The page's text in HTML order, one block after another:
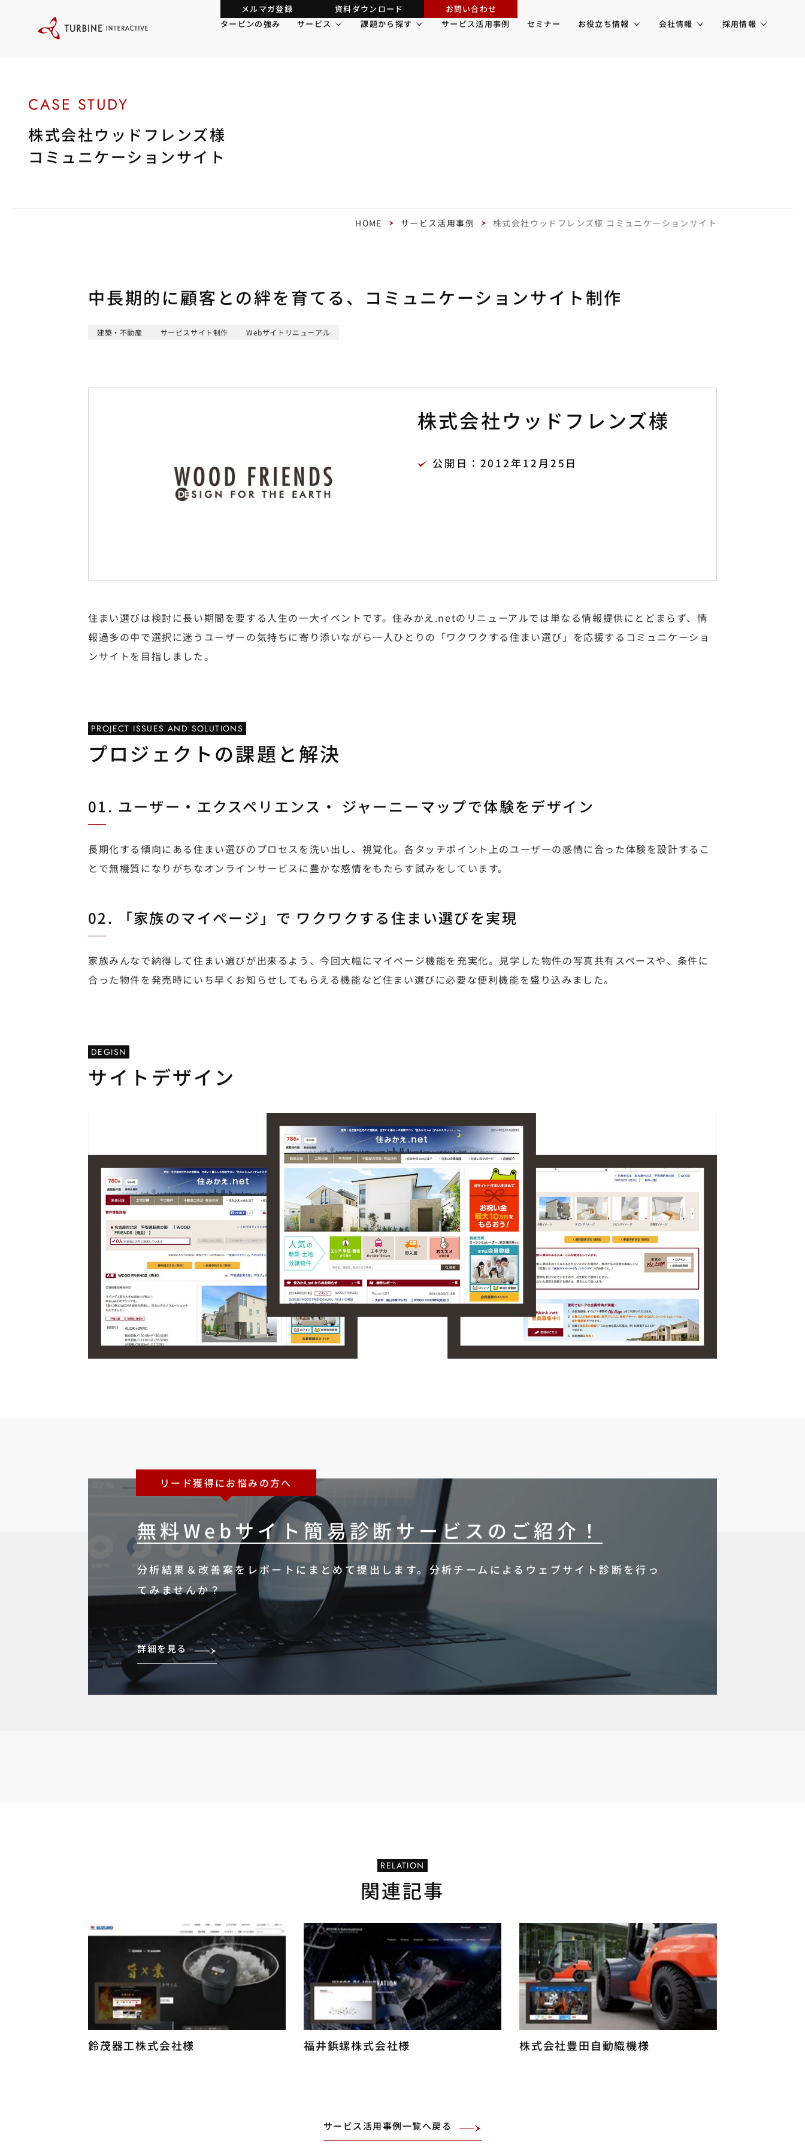
メルマガ登録 資料ダウンロード
お問い合わせ
タービンの強み
サービス 課題から探す サービス活用事例 セミナー お役立ち情報 会社情報 採用情報
株式会社ウッドフレンズ様
コミュニケーションサイト
HOME サービス活用事例 株式会社ウッドフレンズ様 コミュニケーションサイト
中長期的に顧客との絆を育てる、コミュニケーションサイト制作
建築・不動産 サービスサイト制作 Webサイトリニューアル
株式会社ウッドフレンズ様
公開日：2012年12月25日
住まい選びは検討に長い期間を要する人生の一大イベントです。住みかえ.netのリニューアルでは単なる情報提供にとどまらず、情
報過多の中で選択に迷うユーザーの気持ちに寄り添いながら一人ひとりの「ワクワクする住まい選び」を応援するコミュニケーショ
ンサイトを目指しました。
PROJECT ISSUES AND SOLUTIONS
プロジェクトの課題と解決
01. ユーザー・エクスペリエンス・ ジャーニーマップで体験をデザイン
長期化する傾向にある住まい選びのプロセスを洗い出し、視覚化。各タッチポイント上のユーザーの感情に合った体験を設計するこ
とで無機質になりがちなオンラインサービスに豊かな感情をもたらす試みをしています。
02. 「家族のマイページ」で ワクワクする住まい選びを実現
家族みんなで納得して住まい選びが出来るよう、今回大幅にマイページ機能を充実化。見学した物件の写真共有スペースや、条件に
合った物件を発売時にいち早くお知らせしてもらえる機能など住まい選びに必要な便利機能を盛り込みました。
DEGISN
サイトデザイン
リード獲得にお悩みの方へ
無料Webサイト簡易診断サービスのご紹介！
分析結果＆改善案をレポートにまとめて提出します。分析チームによるウェブサイト診断を行っ
てみませんか？
詳細を見る
RELATION
関連記事
鈴茂器工株式会社様 福井鋲螺株式会社様 株式会社豊田自動織機様
サービス活用事例一覧へ戻る